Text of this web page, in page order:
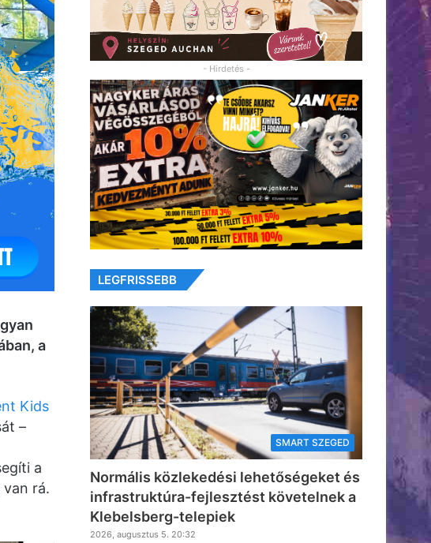
a
Kids
–
a
rá.
- Hirdetés -
LEGFRISSEBB
SMART SZEGED
Normális közlekedési lehetőségeket és
infrastruktúra-fejlesztést követelnek a
Klebelsberg-telepiek
2026, augusztus 5. 20:32